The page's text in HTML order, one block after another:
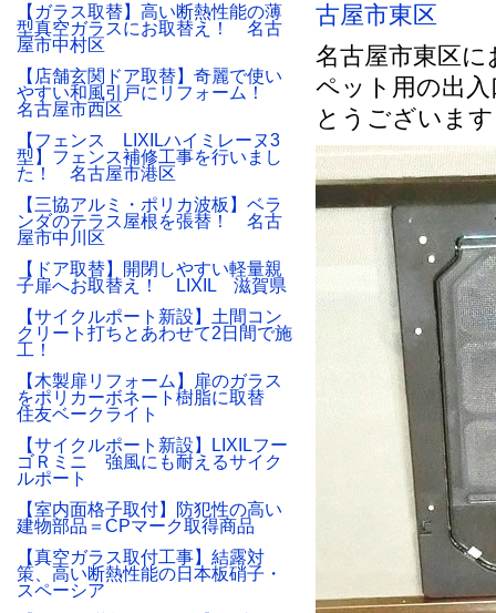
古屋市東区
名古屋市東区
ペット用の出
とうございま
【ガラス取替】高い断熱性能の薄
型真空ガラスにお取替え！ 名古
屋市中村区
【店舗玄関ドア取替】奇麗で使い
やすい和風引戸にリフォーム！
名古屋市西区
【フェンス LIXILハイミレーヌ3
型】フェンス補修工事を行いまし
た！ 名古屋市港区
【三協アルミ・ポリカ波板】ベラ
ンダのテラス屋根を張替！ 名古
屋市中川区
【ドア取替】開閉しやすい軽量親
子扉へお取替え！ LIXIL 滋賀県
【サイクルポート新設】土間コン
クリート打ちとあわせて2日間で施
工！
【木製扉リフォーム】扉のガラス
をポリカーボネート樹脂に取替
住友ベークライト
【サイクルポート新設】LIXILフー
ゴＲミニ 強風にも耐えるサイク
ルポート
【室内面格子取付】防犯性の高い
建物部品＝CPマーク取得商品
【真空ガラス取付工事】結露対
策、高い断熱性能の日本板硝子・
スペーシア